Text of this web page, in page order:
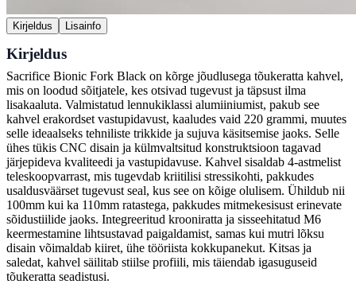
Kirjeldus Lisainfo
Kirjeldus
Sacrifice Bionic Fork Black on kõrge jõudlusega tõukeratta kahvel,
mis on loodud sõitjatele, kes otsivad tugevust ja täpsust ilma
lisakaaluta. Valmistatud lennukiklassi alumiiniumist, pakub see
kahvel erakordset vastupidavust, kaaludes vaid 220 grammi, muutes
selle ideaalseks tehniliste trikkide ja sujuva käsitsemise jaoks. Selle
ühes tükis CNC disain ja külmvaltsitud konstruktsioon tagavad
järjepideva kvaliteedi ja vastupidavuse. Kahvel sisaldab 4-astmelist
teleskoopvarrast, mis tugevdab kriitilisi stressikohti, pakkudes
usaldusväärset tugevust seal, kus see on kõige olulisem. Ühildub nii
100mm kui ka 110mm ratastega, pakkudes mitmekesisust erinevate
sõidustiilide jaoks. Integreeritud krooniratta ja sisseehitatud M6
keermestamine lihtsustavad paigaldamist, samas kui mutri lõksu
disain võimaldab kiiret, ühe tööriista kokkupanekut. Kitsas ja
saledat, kahvel säilitab stiilse profiili, mis täiendab igasuguseid
tõukeratta seadistusi.